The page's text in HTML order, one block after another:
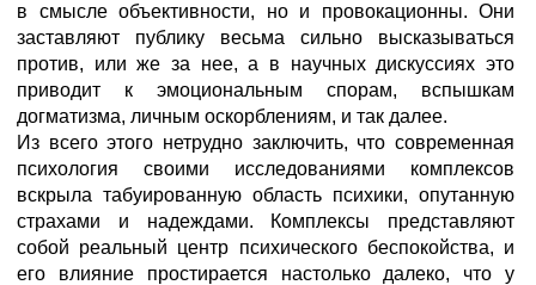
в смысле объективности, но и провокационны. Они
заставляют публику весьма сильно высказываться
против, или же за нее, а в научных дискуссиях это
приводит к эмоциональным спорам, вспышкам
догматизма, личным оскорблениям, и так далее.
Из всего этого нетрудно заключить, что современная
психология своими исследованиями комплексов
вскрыла табуированную область психики, опутанную
страхами и надеждами. Комплексы представляют
собой реальный центр психического беспокойства, и
его влияние простирается настолько далеко, что у